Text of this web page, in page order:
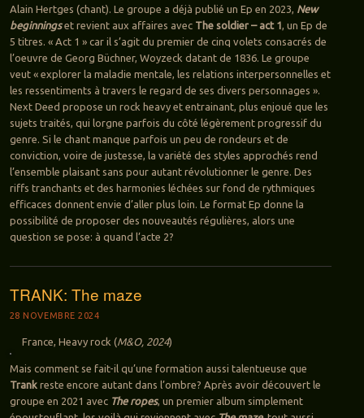
Alain Hertges (chant). Le groupe a déjà publié un Ep en 2023, New
beginningset revient aux affaires avec The soldier – act 1, un Ep de
5 titres. « Act 1 » car il s’agit du premier de cinq volets consacrés de
l’oeuvre de Georg Büchner, Woyzeck datant de 1836. Le groupe
veut « explorer la maladie mentale, les relations interpersonnelles et
les ressentiments à travers le regard de ses divers personnages ».
Next Deed propose un rock heavy et entrainant, plus enjoué que les
sujets traités, qui lorgne parfois du côté légèrement progressif du
genre. Si le chant manque parfois un peu de rondeurs et de
conviction, voire de justesse, la variété des styles approchés rend
l’ensemble plaisant sans pour autant révolutionner le genre. Des
riffs tranchants et des harmonies léchées sur fond de rythmiques
efficaces donnent envie d’aller plus loin. Le format Ep donne la
possibilité de proposer des nouveautés régulières, alors une
question se pose: à quand l’acte 2?
TRANK: The maze
28 NOVEMBRE 2024
France, Heavy rock (M&O, 2024)
Mais comment se fait-il qu’une formation aussi talentueuse que
Trank reste encore autant dans l’ombre? Après avoir découvert le
groupe en 2021 avec The ropes, un premier album simplement